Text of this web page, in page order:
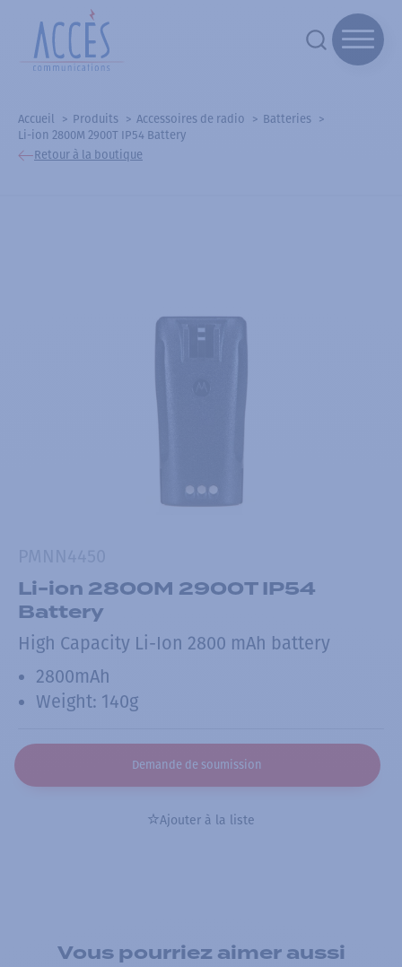
Accueil Produits Accessoires de radio
Batteries
Li-ion 2800M 2900T IP54 Battery
Retour à la boutique
Li-ion 2800M 2900T IP54
Battery
High Capacity Li-Ion 2800 mAh battery
2800mAh
Weight: 140g
Demande de soumission
Ajouter à la liste
Vous pourriez aimer aussi